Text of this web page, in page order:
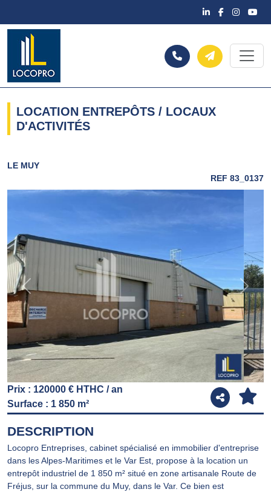
LOCATION ENTREPÔTS / LOCAUX
D'ACTIVITÉS
LE MUY
REF 83_0137
Previous Next
Prix : 120000 € HTHC / an
Surface : 1 850 m²
DESCRIPTION
Locopro Entreprises, cabinet spécialisé en immobilier d'entreprise
dans les Alpes-Maritimes et le Var Est, propose à la location un
entrepôt industriel de 1 850 m² situé en zone artisanale Route de
Fréjus, sur la commune du Muy, dans le Var. Ce bien est